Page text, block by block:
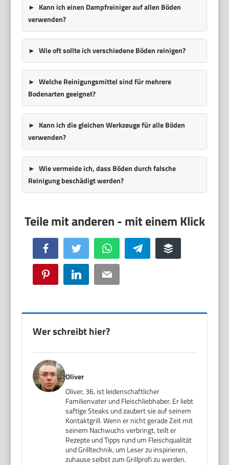
Kann ich einen Dampfreiniger auf allen Böden
verwenden?
Wie oft sollte ich verschiedene Böden reinigen?
Welche Reinigungsmittel sind für mehrere
Bodenarten geeignet?
Kann ich die gleichen Werkzeuge für alle Böden
verwenden?
Wie vermeide ich, dass Böden durch falsche
Reinigung beschädigt werden?
Facebook Twitter WhatsApp Telegram Buffer
Pinterest LinkedIn Email
Wer schreibt hier?
Oliver
Oliver, 36, ist leidenschaftlicher
Familienvater und Fleischliebhaber. Er liebt
saftige Steaks und zaubert sie auf seinem
Kontaktgrill. Wenn er nicht gerade Zeit mit
seinem Nachwuchs verbringt, teilt er
Rezepte und Tipps rund um Fleischqualität
und Grilltechnik, um Leser zu inspirieren,
zuhause selbst zum Grillprofi zu werden.